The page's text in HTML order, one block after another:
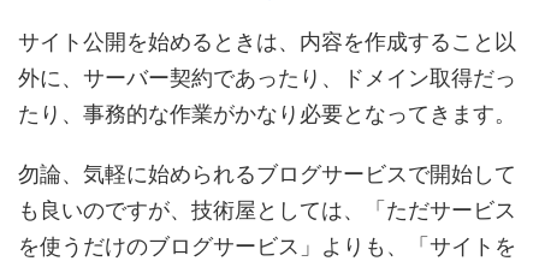
サイト公開を始めるときは、内容を作成すること以
外に、サーバー契約であったり、ドメイン取得だっ
たり、事務的な作業がかなり必要となってきます。
勿論、気軽に始められるブログサービスで開始して
も良いのですが、技術屋としては、「ただサービス
を使うだけのブログサービス」よりも、「サイトを